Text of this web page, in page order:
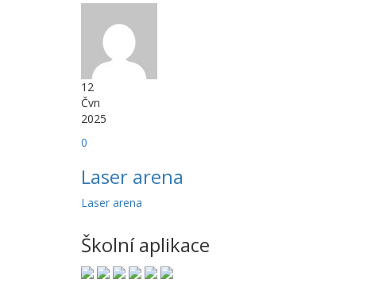
12
Čvn
2025
0
Laser arena
Laser arena
Školní aplikace